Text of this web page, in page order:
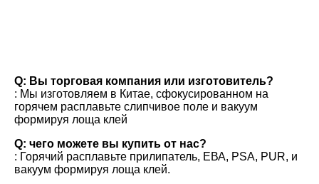
Q: Вы торговая компания или изготовитель?
: Мы изготовляем в Китае, сфокусированном на
горячем расплавьте слипчивое поле и вакуум
формируя лоща клей
Q: чего можете вы купить от нас?
: Горячий расплавьте прилипатель, ЕВА, PSA, PUR, и
вакуум формируя лоща клей.